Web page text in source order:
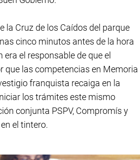
la Cruz de los Caídos del parque
cinco minutos antes de la hora
el responsable de que el
que las competencias en Memoria
franquista recaiga en la
los trámites este mismo
conjunta PSPV, Compromís y
el tintero.